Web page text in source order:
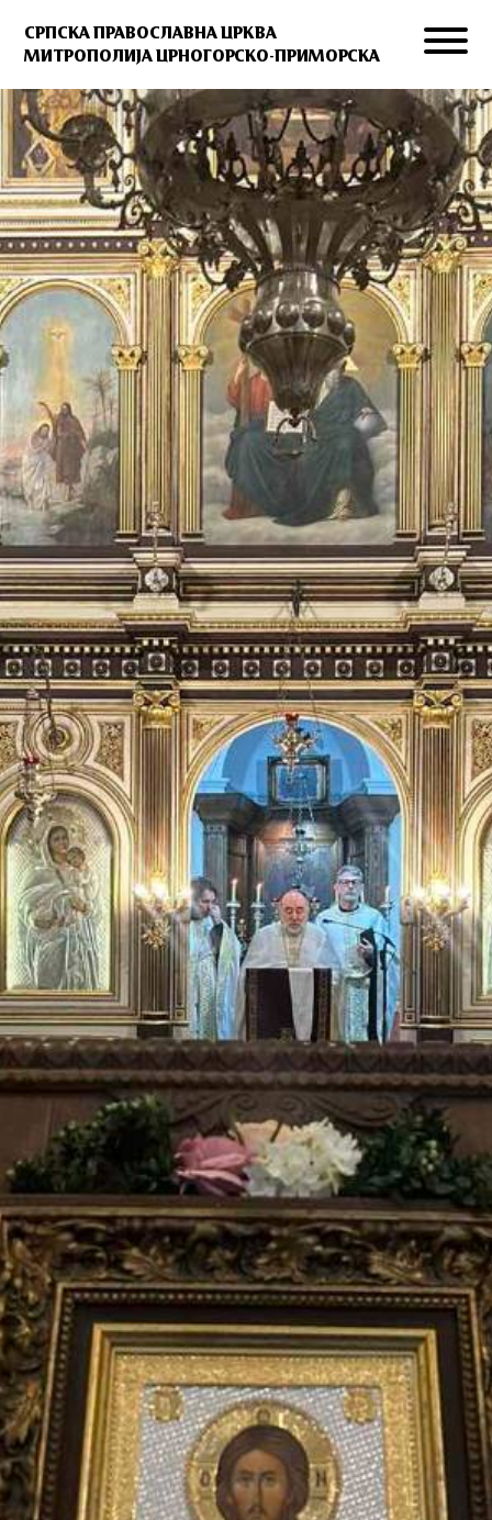
СРПСКА ПРАВОСЛАВНА ЦРКВА
МИТРОПОЛИЈА ЦРНОГОРСКО-ПРИМОРСКА